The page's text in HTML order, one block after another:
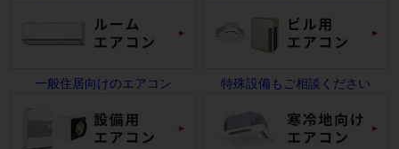
一般住居向けのエアコン 特殊設備もご相談ください